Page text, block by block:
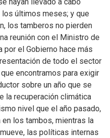
últimos meses; y que
los tamberos no pierden
reunión con el Ministro de
por el Gobierno hace más
de todo el sector
encontramos para exigir
sobre un año que se
la recuperación climática
nivel que el año pasado,
los tambos, mientras la
las políticas internas